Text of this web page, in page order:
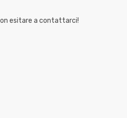
esitare a contattarci!